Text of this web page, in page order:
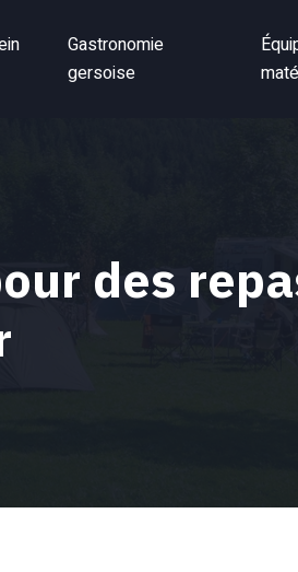
Gastronomie
gersoise
des